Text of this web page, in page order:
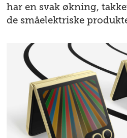
har en svak økning,
de småelektriske